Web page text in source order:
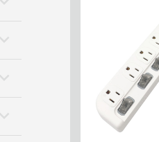
keyboard_arrow_down
keyboard_arrow_down
keyboard_arrow_down